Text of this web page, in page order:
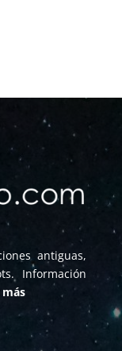
antiguas,
Información
más